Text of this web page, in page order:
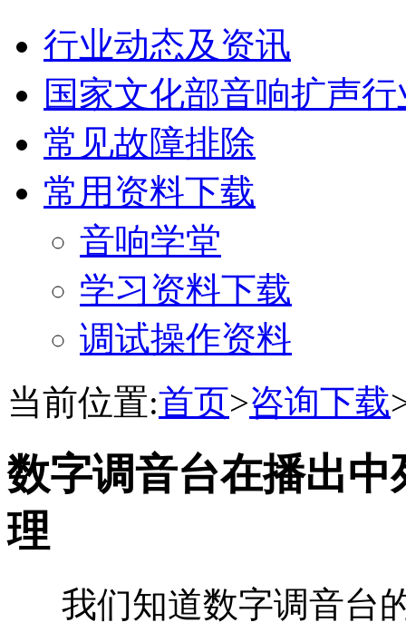
行业动态及资讯
国家文化部音响扩声
常见故障排除
常用资料下载
音响学堂
学习资料下载
调试操作资料
当前位置:首页>咨询下载
数字调音台在播出
理
我们知道数字调音台